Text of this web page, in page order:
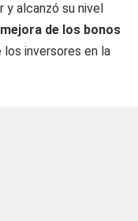
y alcanzó su nivel
mejora de los bonos
los inversores en la